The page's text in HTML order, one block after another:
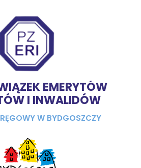
EMERYTÓW
I INWALIDÓW
W BYDGOSZCZY